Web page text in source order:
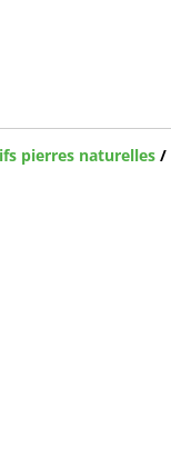
pierres naturelles /